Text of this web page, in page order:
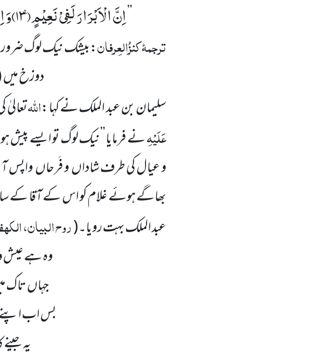
’’اِنَّ الْاَبْرَارَ لَفِیْ نَعِیْمٍۚ(۱۳)
ترجمۂکنزُالعِرفان:بیشک نیک لوگ
دوزخ میں
سلیمان بن عبد الملک نے کہا :اللّٰہتعالیٰ
عَلَیْہِنے فرمایا ’’نیک لوگ تو ایسے پیش
و عیال کی طرف شاداںو فَرحاںواپس
بھاگے ہوئے غلام کو اس کے آقا کے
عبد الملک بہت رویا۔(روح البیان،
وہ ہے عیش
جہاں تاک
بس اب
یہ